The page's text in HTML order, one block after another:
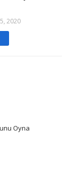
2020
Oyna